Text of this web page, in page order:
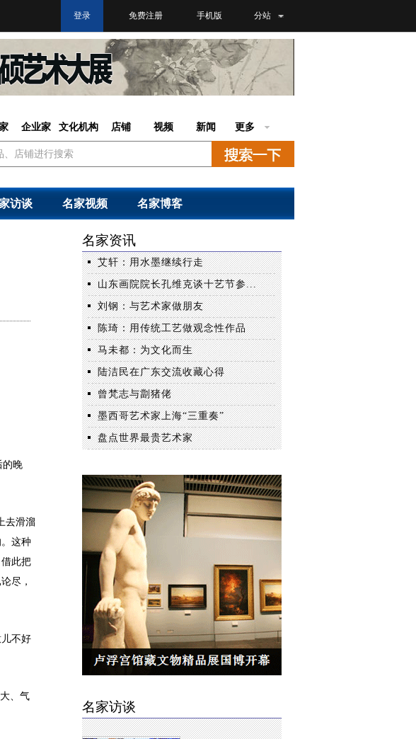
分站
手机版
免费注册
登录
企业家 文化机构 店铺 视频 新闻 更多
访谈 名家视频 名家博客
的晚
去滑溜
这种
此把
尽，
不好
、气
名家资讯
艾轩：用水墨继续行走
山东画院院长孔维克谈十艺节参...
刘钢：与艺术家做朋友
陈琦：用传统工艺做观念性作品
马未都：为文化而生
陆洁民在广东交流收藏心得
曾梵志与劏猪佬
墨西哥艺术家上海“三重奏”
盘点世界最贵艺术家
名家访谈